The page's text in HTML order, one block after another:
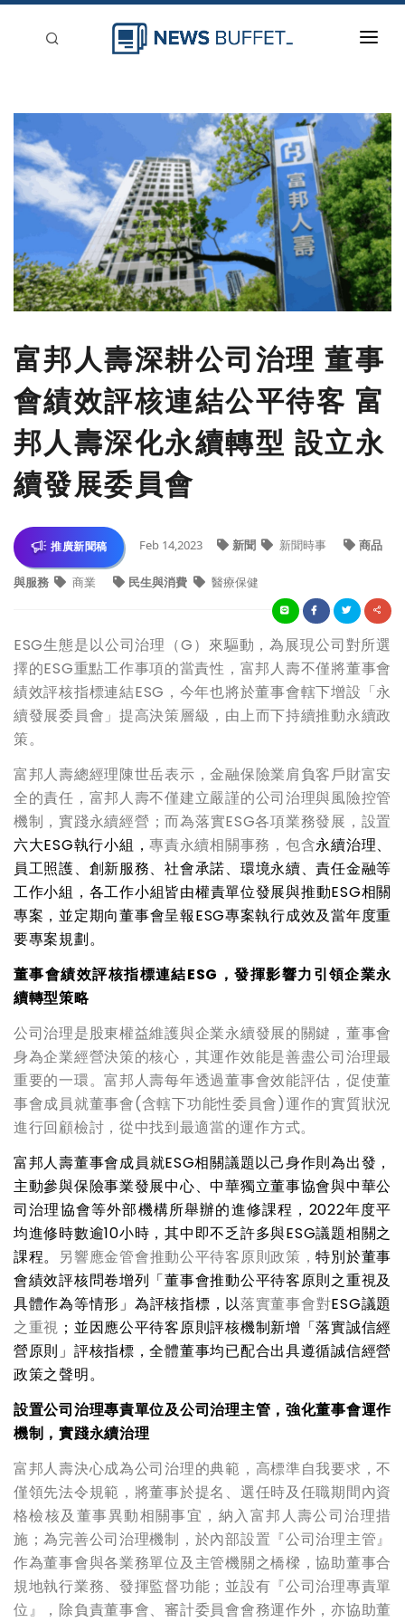
登入
刊登
富邦人壽深耕公司治理 董事
會績效評核連結公平待客 富
邦人壽深化永續轉型 設立永
續發展委員會
推廣新聞稿 Feb 14,2023 新聞 新聞時事 商品
與服務 商業 民生與消費 醫療保健
ESG生態是以公司治理（G）來驅動，為展現公司對所選
擇的ESG重點工作事項的當責性，富邦人壽不僅將董事會
績效評核指標連結ESG，今年也將於董事會轄下增設「永
續發展委員會」提高決策層級，由上而下持續推動永續政
策。
富邦人壽總經理陳世岳表示，金融保險業肩負客戶財富安
全的責任，富邦人壽不僅建立嚴謹的公司治理與風險控管
機制，實踐永續經營；而為落實ESG各項業務發展，設置
六大ESG執行小組，專責永續相關事務，包含永續治理、
員工照護、創新服務、社會承諾、環境永續、責任金融等
工作小組 ， 各工作小組皆由權責單位發展與推動ESG相關
專案，並定期向董事會呈報ESG專案執行成效及當年度重
要專案規劃。
董事會績效評核指標連結ESG ，發揮影響力引領企業永
續轉型策略
公司治理是股東權益維護與企業永續發展的關鍵，董事會
身為企業經營決策的核心，其運作效能是善盡公司治理最
重要的一環。富邦人壽每年透過董事會效能評估，促使董
事會成員就董事會(含轄下功能性委員會)運作的實質狀況
進行回顧檢討，從中找到最適當的運作方式。
富邦人壽董事會成員就ESG相關議題以己身作則為出發，
主動參與保險事業發展中心、中華獨立董事協會與中華公
司治理協會等外部機構所舉辦的進修課程， 2022年度平
均進修時數逾10小時，其中即不乏許多與ESG議題相關之
課程。 另響應金管會推動公平待客原則政策，特別於董事
會績效評核問卷增列「董事會推動公平待客原則之重視及
具體作為等情形」為評核指標，以落實董事會對ESG議題
之重視 ；並因應公平待客原則評核機制新增「落實誠信經
營原則」評核指標，全體董事均已配合出具遵循誠信經營
政策之聲明。
設置公司治理專責單位及公司治理主管，強化董事會運作
機制，實踐永續治理
富邦人壽決心成為公司治理的典範，高標準自我要求，不
僅領先法令規範，將董事於提名、選任時及任職期間內資
格檢核及董事異動相關事宜，納入富邦人壽公司治理措
施；為完善公司治理機制，於內部設置『公司治理主管』
作為董事會與各業務單位及主管機關之橋樑，協助董事合
規地執行業務、發揮監督功能；並設有『公司治理專責單
位』，除負責董事會、審計委員會會務運作外，亦協助董